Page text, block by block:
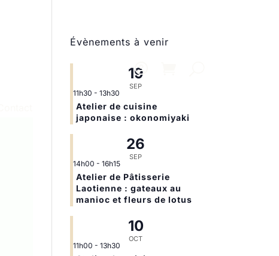
Évènements à venir
19
SEP
11h30 - 13h30
Atelier de cuisine
japonaise : okonomiyaki
26
SEP
14h00 - 16h15
Atelier de Pâtisserie
Laotienne : gateaux au
manioc et fleurs de lotus
10
OCT
11h00 - 13h30